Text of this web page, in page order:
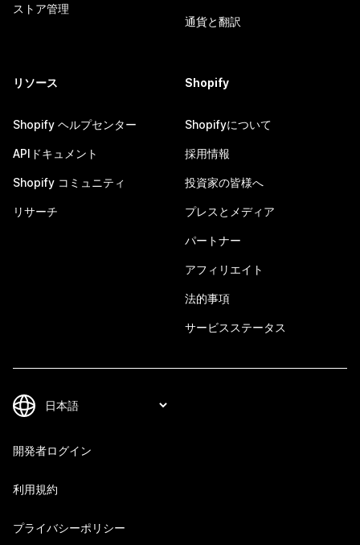
ストア管理
通貨と翻訳
リソース
Shopify ヘルプセンター
APIドキュメント
Shopify コミュニティ
リサーチ
Shopify
Shopifyについて
採用情報
投資家の皆様へ
プレスとメディア
パートナー
アフィリエイト
法的事項
サービスステータス
開発者ログイン
利用規約
プライバシーポリシー